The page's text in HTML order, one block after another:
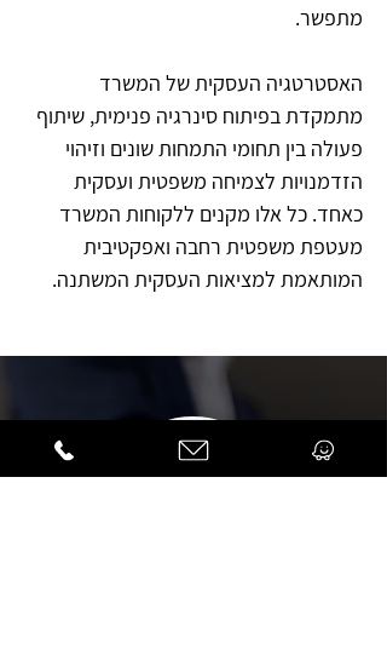
מתפשר.
האסטרטגיה העסקית של המשרד
מתמקדת בפיתוח סינרגיה פנימית, שיתוף
פעולה בין תחומי התמחות שונים וזיהוי
הזדמנויות לצמיחה משפטית ועסקית
כאחד. כל אלו מקנים ללקוחות המשרד
מעטפת משפטית רחבה ואפקטיבית
המותאמת למציאות העסקית המשתנה.